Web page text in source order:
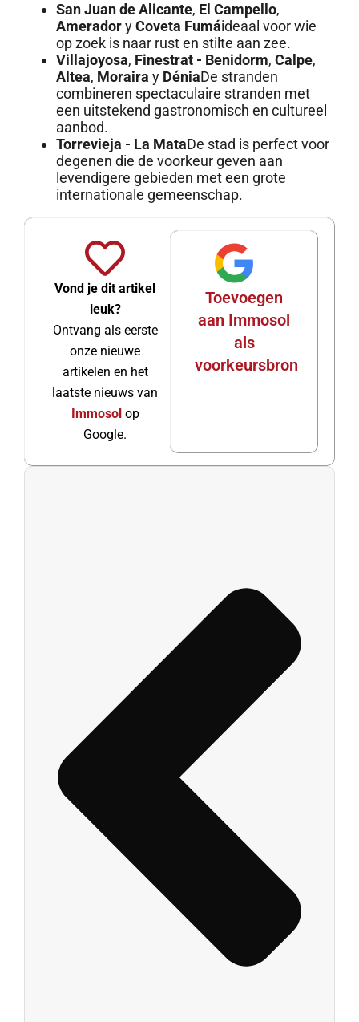
San Juan de Alicante, El Campello,
AmeradoryCoveta Fumáideaal voor wie
op zoek is naar rust en stilte aan zee.
Villajoyosa, Finestrat - Benidorm, Calpe,
Altea, Moraira y DéniaDe stranden
combineren spectaculaire stranden met
een uitstekend gastronomisch en cultureel
aanbod.
Torrevieja - La MataDe stad is perfect voor
degenen die de voorkeur geven aan
levendigere gebieden met een grote
internationale gemeenschap.
Vond je dit artikel
leuk?
Ontvang als eerste
onze nieuwe
artikelen en het
laatste nieuws van
Immosol op
Google.
Toevoegen
aan Immosol
als
voorkeursbron
Prev